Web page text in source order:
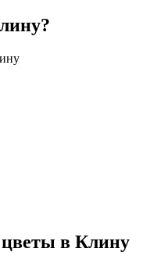
в Клину